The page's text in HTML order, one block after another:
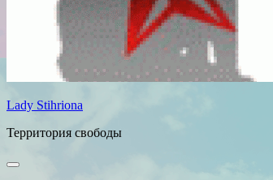
Lady Stihriona
Территория свободы